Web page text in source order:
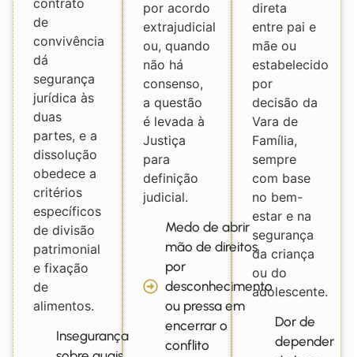
de
convivência
dá
segurança
jurídica às
duas
partes, e a
dissolução
obedece a
critérios
específicos
de divisão
patrimonial
e fixação
de
alimentos.
Insegurança
por acordo
extrajudicial
ou, quando
não há
consenso,
a questão
é levada à
Justiça
para
definição
judicial.
Medo de abrir
mão de direitos
por
desconhecimento
ou pressa em
encerrar o
conflito
direta
entre pai e
mãe ou
estabelecido
por
decisão da
Vara de
Família,
sempre
com base
no bem-
estar e na
segurança
da criança
ou do
adolescente.
Dor de
depender